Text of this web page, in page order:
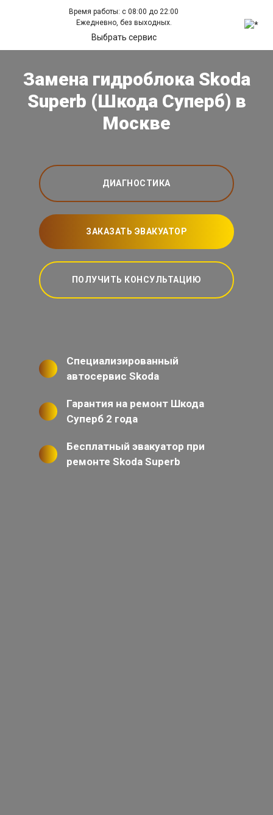
Время работы: с 08:00 до 22:00
Ежедневно, без выходных.
Выбрать сервис
Замена гидроблока Skoda
Superb (Шкода Суперб) в
Москве
ДИАГНОСТИКА
ЗАКАЗАТЬ ЭВАКУАТОР
ПОЛУЧИТЬ КОНСУЛЬТАЦИЮ
Специализированный
автосервис Skoda
Гарантия на ремонт Шкода
Суперб 2 года
Бесплатный эвакуатор при
ремонте Skoda Superb